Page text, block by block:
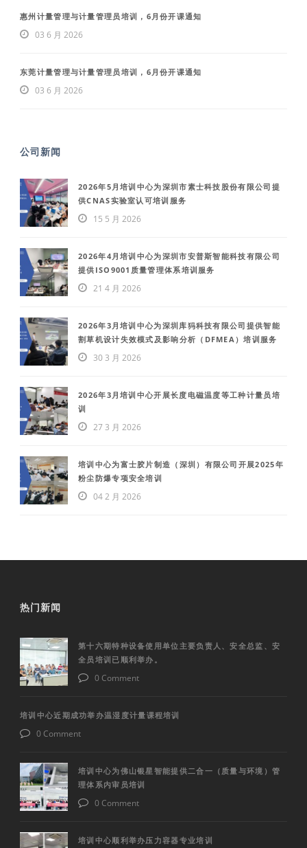
惠州计量管理与计量管理员培训，6月份开课通知
03 6 月 2026
东莞计量管理与计量管理员培训，6月份开课通知
03 6 月 2026
公司新闻
2026年5月培训中心为深圳市素士科技股份有限公司提
供CNAS实验室认可培训服务
15 5 月 2026
2026年4月培训中心为深圳市安普斯智能科技有限公司
提供ISO9001质量管理体系培训服务
21 4 月 2026
2026年3月培训中心为深圳库犸科技有限公司提供智能
割草机设计失效模式及影响分析（DFMEA）培训服务
30 3 月 2026
2026年3月培训中心开展长度电磁温度等工种计量员培
训
27 3 月 2026
培训中心为富士胶片制造（深圳）有限公司开展2025年
粉尘防爆专项安全培训
04 2 月 2026
热门新闻
第十六期特种设备使用单位主要负责人、安全总监、安
全员培训已顺利举办。
0 Comment
培训中心近期成功举办温湿度计量课程培训
0 Comment
培训中心为佛山银星智能提供二合一（质量与环境）管
理体系内审员培训
0 Comment
培训中心顺利举办压力容器专业培训